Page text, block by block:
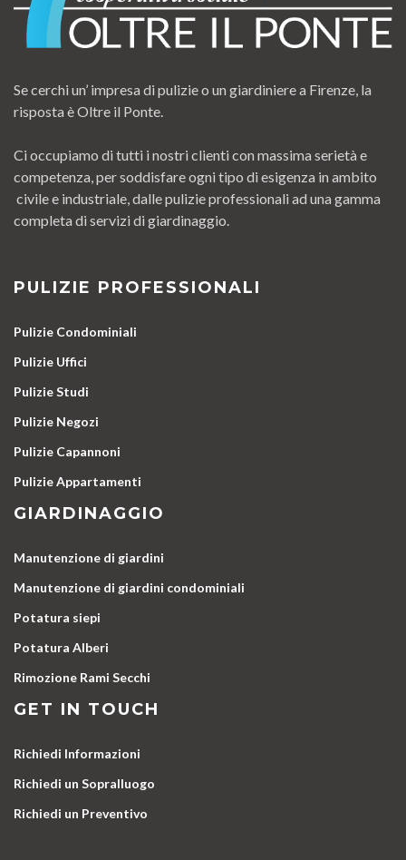
Se cerchi un’ impresa di pulizie o un giardiniere a Firenze, la
risposta è Oltre il Ponte.
Ci occupiamo di tutti i nostri clienti con massima serietà e
competenza, per soddisfare ogni tipo di esigenza in ambito
civile e industriale, dalle pulizie professionali ad una gamma
completa di servizi di giardinaggio.
PULIZIE PROFESSIONALI
Pulizie Condominiali
Pulizie Uffici
Pulizie Studi
Pulizie Negozi
Pulizie Capannoni
Pulizie Appartamenti
GIARDINAGGIO
Manutenzione di giardini
Manutenzione di giardini condominiali
Potatura siepi
Potatura Alberi
Rimozione Rami Secchi
GET IN TOUCH
Richiedi Informazioni
Richiedi un Sopralluogo
Richiedi un Preventivo